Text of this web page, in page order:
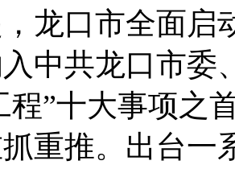
龙口市全面启
中共龙口市委
程”十大事项之
重推。出台一